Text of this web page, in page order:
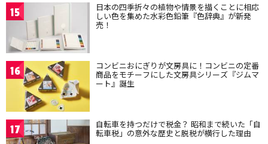
15 日本の四季折々の植物や情景を描くことに相応
しい色を集めた水彩色鉛筆『色辞典』が新発
売！
16 コンビニおにぎりが文房具に！コンビニの定番
商品をモチーフにした文房具シリーズ『ジムマ
ート』誕生
17 自転車を持つだけで税金？ 昭和まで続いた「自
転車税」の意外な歴史と脱税が横行した理由